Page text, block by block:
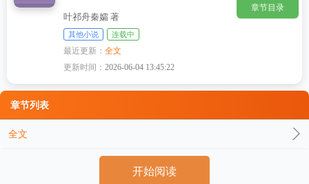
叶祁舟秦孀 著
其他小说 连载中
最近更新：全文
更新时间：2026-06-04 13:45:22
章节目录
章节列表
全文
开始阅读